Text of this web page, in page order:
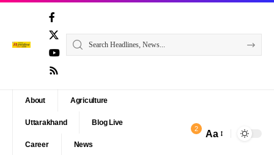
About Agriculture
Uttarakhand Blog Live
Career News
2 Aa